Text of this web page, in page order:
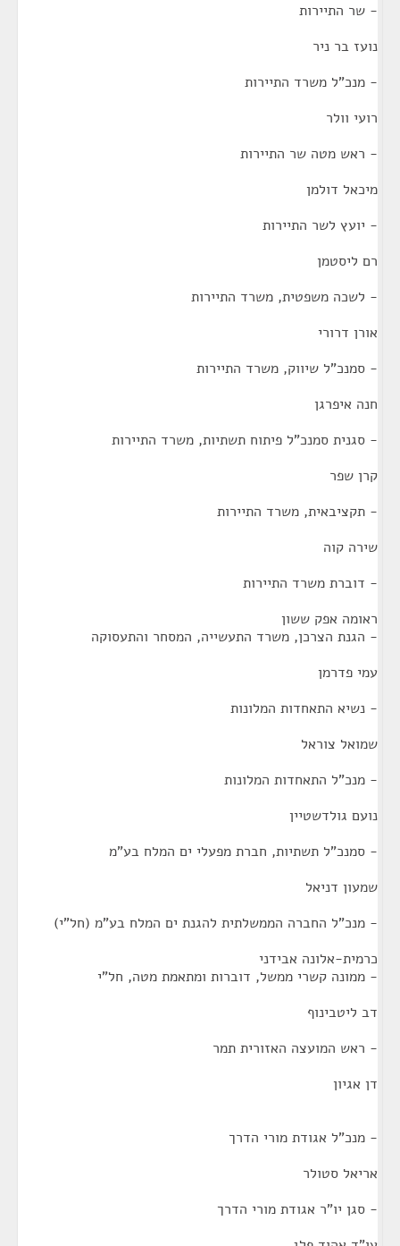
- שר התיירות
נועז בר ניר
- מנכ"ל משרד התיירות
רועי וולר
- ראש מטה שר התיירות
מיכאל דולמן
- יועץ לשר התיירות
רם ליסטמן
- לשכה משפטית, משרד התיירות
אורן דרורי
- סמנכ"ל שיווק, משרד התיירות
חנה איפרגן
- סגנית סמנכ"ל פיתוח תשתיות, משרד התיירות
קרן שפר
- תקציבאית, משרד התיירות
שירה קוה
- דוברת משרד התיירות
ראומה אפק ששון
- הגנת הצרכן, משרד התעשייה, המסחר והתעסוקה
עמי פדרמן
- נשיא התאחדות המלונות
שמואל צוראל
- מנכ"ל התאחדות המלונות
נועם גולדשטיין
- סמנכ"ל תשתיות, חברת מפעלי ים המלח בע"מ
שמעון דניאל
- מנכ"ל החברה הממשלתית להגנת ים המלח בע"מ (חל"י)
כרמית-אלונה אבידני
- ממונה קשרי ממשל, דוברות ומתאמת מטה, חל"י
דב ליטבינוף
- ראש המועצה האזורית תמר
דן אגיון
- מנכ"ל אגודת מורי הדרך
אריאל סטולר
- סגן יו"ר אגודת מורי הדרך